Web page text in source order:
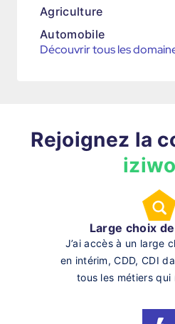
Agriculture
Automobile
Découvrir tous les
Rejoignez la
Large choix
J’ai accès à un large
en intérim, CDD, CDI
tous les métiers qui